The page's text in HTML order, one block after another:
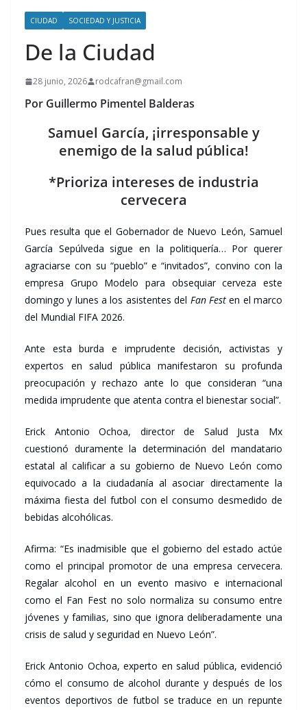
CIUDAD SOCIEDAD Y JUSTICIA
De la Ciudad
28 junio, 2026 rodcafran@gmail.com
Por Guillermo Pimentel Balderas
Samuel García, ¡irresponsable y
enemigo de la salud pública!
*Prioriza intereses de industria
cervecera
Pues resulta que el Gobernador de Nuevo León, Samuel
García Sepúlveda sigue en la politiquería… Por querer
agraciarse con su “pueblo” e “invitados”, convino con la
empresa Grupo Modelo para obsequiar cerveza este
domingo y lunes a los asistentes del Fan Festen el marco
del Mundial FIFA 2026.
Ante esta burda e imprudente decisión, activistas y
expertos en salud pública manifestaron su profunda
preocupación y rechazo ante lo que consideran “una
medida imprudente que atenta contra el bienestar social”.
Erick Antonio Ochoa, director de Salud Justa Mx
cuestionó duramente la determinación del mandatario
estatal al calificar a su gobierno de Nuevo León como
equivocado a la ciudadanía al asociar directamente la
máxima fiesta del futbol con el consumo desmedido de
bebidas alcohólicas.
Afirma: “Es inadmisible que el gobierno del estado actúe
como el principal promotor de una empresa cervecera.
Regalar alcohol en un evento masivo e internacional
como el Fan Fest no solo normaliza su consumo entre
jóvenes y familias, sino que ignora deliberadamente una
crisis de salud y seguridad en Nuevo León”.
Erick Antonio Ochoa, experto en salud pública, evidenció
cómo el consumo de alcohol durante y después de los
eventos deportivos de futbol se traduce en un repunte